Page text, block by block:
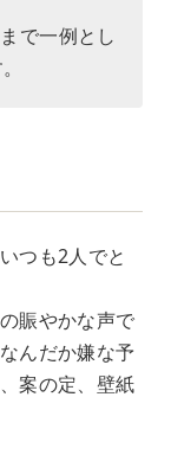
で一例とし
つも2人でと
賑やかな声で
んだか嫌な予
案の定、壁紙